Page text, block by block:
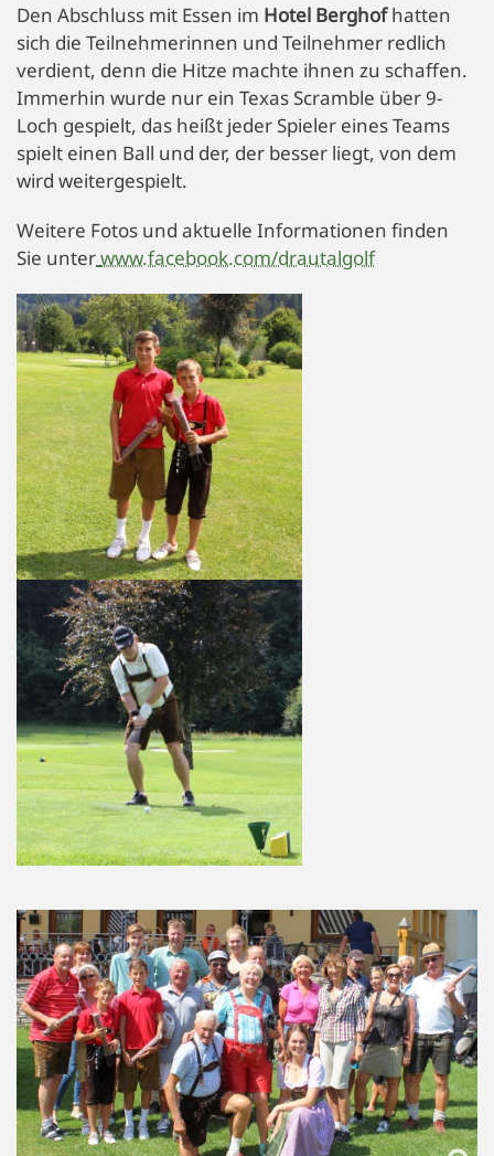
Den Abschluss mit Essen im Hotel Berghofhatten
sich die Teilnehmerinnen und Teilnehmer redlich
verdient, denn die Hitze machte ihnen zu schaffen.
Immerhin wurde nur ein Texas Scramble über 9-
Loch gespielt, das heißt jeder Spieler eines Teams
spielt einen Ball und der, der besser liegt, von dem
wird weitergespielt.
Weitere Fotos und aktuelle Informationen finden
Sie unterwww.facebook.com/drautalgolf